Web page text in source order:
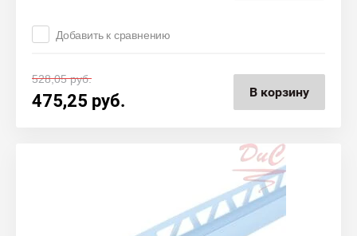
Добавить к сравнению
528,05руб.
475,25 руб. В корзину